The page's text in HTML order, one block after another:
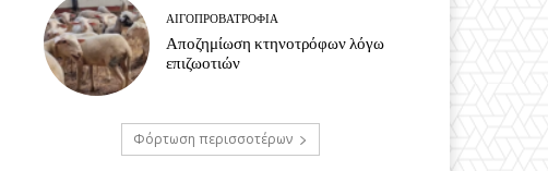
ΑΙΓΟΠΡΟΒΑΤΡΟΦΊΑ
Αποζημίωση κτηνοτρόφων λόγω
επιζωοτιών
Φόρτωση περισσοτέρων